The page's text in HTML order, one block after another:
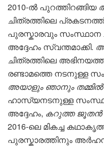
2010-ൽ പുറത്തിറങ്ങിയ
ചിത്രത്തിലെ
പുരസ്കാരവും സംസ്ഥാന
അദ്ദേഹം സ്വന്തമാക്കി.
ചിത്രത്തിലെ
രണ്ടാമത്തെ നടനുള്ള
അയാളും ഞാനും തമ്മിൽ
ഹാസ്യനടനുള്ള
അദ്ദേഹം, കറുത്ത ജൂതൻ
2016-ലെ മികച്ച
പുരസ്കാരത്തിനും